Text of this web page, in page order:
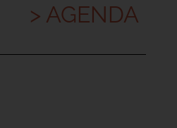
> AGENDA